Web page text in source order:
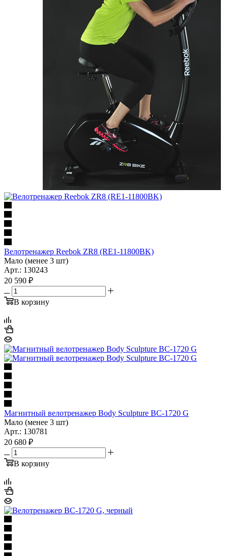
Велотренажер Reebok ZR8 (RE1-11800BK)
Мало (менее 3 шт)
Арт.: 130243
20 590 ₽
В корзину
Магнитный велотренажер Body Sculpture ВС-1720 G
Мало (менее 3 шт)
Арт.: 130781
20 680 ₽
В корзину